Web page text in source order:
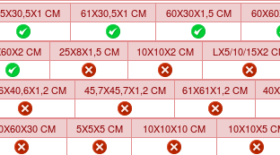
CM 61X30,5X1 CM 60X30X1,5 CM
CM 25X8X1,5 CM 10X10X2 CM LX5/10/15X2
CM 45,7X45,7X1,2 CM 61X61X1,2 CM
CM 5X5X5 CM 10X10X10 CM 10X10X5